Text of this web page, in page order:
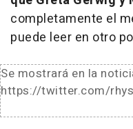
completamente el
puede leer en otro
Se mostrará en la
https://twitter.com/